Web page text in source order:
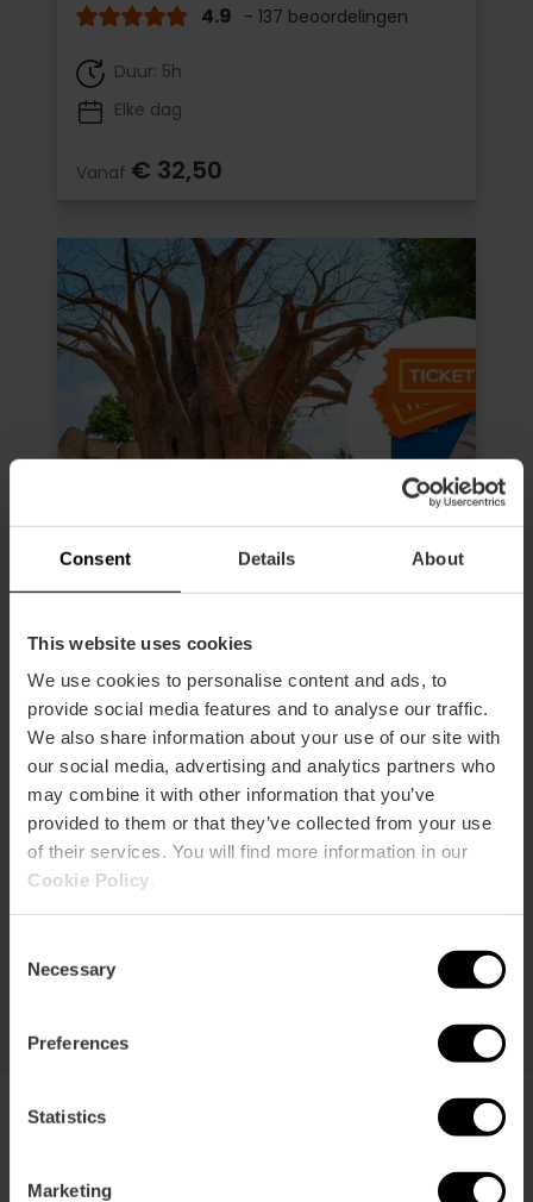
Consent Details About
This website uses cookies
We use cookies to personalise content and ads, to
provide social media features and to analyse our traffic.
We also share information about your use of our site with
our social media, advertising and analytics partners who
may combine it with other information that you’ve
provided to them or that they’ve collected from your use
of their services. You will find more information in our
Cookie Policy
Selection
Necessary
Preferences
Statistics
Marketing
4.9 - 137 beoordelingen
Duur: 5h
Elke dag
Vanaf € 32,50
Valencia Tourist Card 72 uur en
toegang tot Oceanogràfic,
Wetenschapsmuseum, Hemisfèric
en Bioparc
4.9 - 618 beoordelingen
Duur: 72h
Vervoer
Vanaf